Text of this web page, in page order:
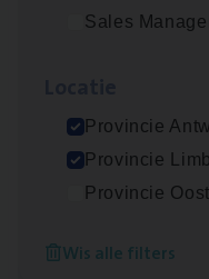
Sales
Provincie
Provincie
Provincie
Wis alle filters
Busi­ness
Cus­to­mer Care
Customer Services